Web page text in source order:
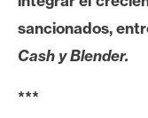
i
n
sancionados,
Cash y Blender.
***